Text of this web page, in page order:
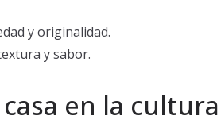
y originalidad.
y sabor.
en la cultura